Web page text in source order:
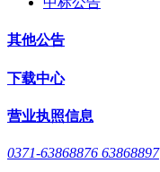
其他公告
下载中心
营业执照信息
0371-63868876 63868897